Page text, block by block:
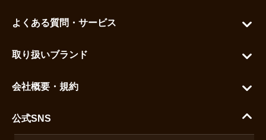
お気に入りを見る
よくある質問・サービス
ご利用ガイド
配送・送料について
取り扱いブランド
セイコー
カシオ
会社概要・規約
公式SNS